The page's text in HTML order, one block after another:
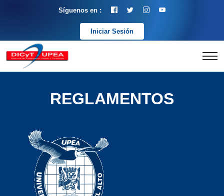
Síguenos en :
Iniciar Sesión
REGLAMENTOS